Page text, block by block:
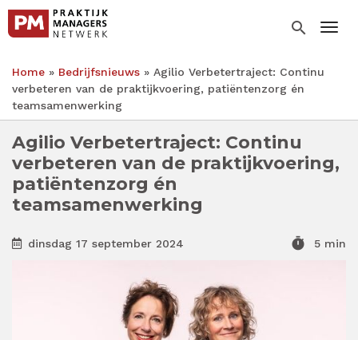
Overslaan
naar
inhoud
gaan
search
Kruimelpad
Home Bedrijfsnieuws
Agilio Verbetertraject: Continu
verbeteren van de praktijkvoering, patiëntenzorg én
teamsamenwerking
Agilio Verbetertraject: Continu
verbeteren van de praktijkvoering,
patiëntenzorg én
teamsamenwerking
dinsdag 17 september 2024 timer 5 min